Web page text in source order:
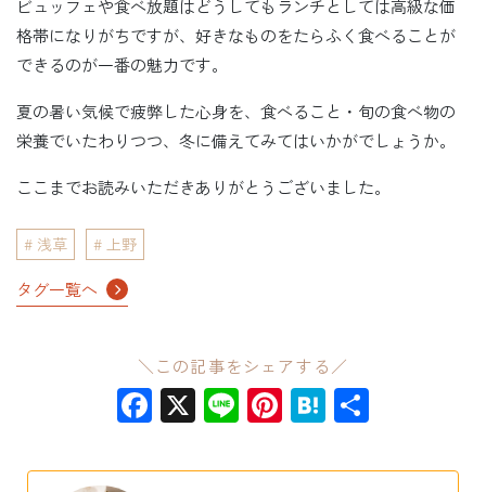
ビュッフェや食べ放題はどうしてもランチとしては高級な価
格帯になりがちですが、好きなものをたらふく食べることが
できるのが一番の魅力です。
夏の暑い気候で疲弊した心身を、食べること・旬の食べ物の
栄養でいたわりつつ、冬に備えてみてはいかがでしょうか。
ここまでお読みいただきありがとうございました。
浅草 上野
タグ一覧へ
＼この記事をシェアする／
Facebook
X LinePinterest
Hatena